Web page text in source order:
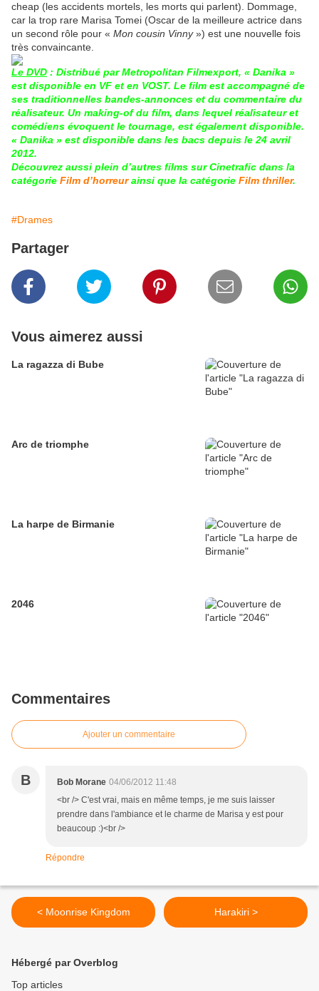
cheap (les accidents mortels, les morts qui parlent). Dommage,
car la trop rare Marisa Tomei (Oscar de la meilleure actrice dans
un second rôle pour « Mon cousin Vinny») est une nouvelle fois
très convaincante.
Le DVD : Distribué par Metropolitan Filmexport, « Danika »
est disponible en VF et en VOST. Le film est accompagné de
ses traditionnelles bandes-annonces et du commentaire du
réalisateur. Un making-of du film, dans lequel réalisateur et
comédiens évoquent le tournage, est également disponible.
« Danika » est disponible dans les bacs depuis le 24 avril
2012.
Découvrez aussi plein d’autres films sur Cinetrafic dans la
catégorie Film d’horreurainsi que la catégorie Film thriller.
#Drames
Partager
Vous aimerez aussi
La ragazza di Bube
Arc de triomphe
La harpe de Birmanie
2046
Commentaires
Ajouter un commentaire
B Bob Morane 04/06/2012 11:48
<br /> C'est vrai, mais en même temps, je me suis laisser
prendre dans l'ambiance et le charme de Marisa y est pour
beaucoup :)<br />
Répondre
< Moonrise Kingdom Harakiri >
Hébergé par Overblog
Top articles